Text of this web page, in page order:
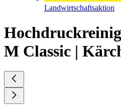
Landwirtschaftsaktion
M Classic |